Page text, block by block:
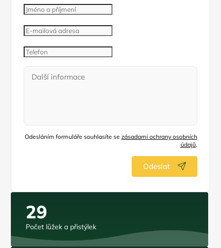
Odesláním formuláře souhlasíte se zásadami ochrany osobních
údajů.
Odeslat
29
Počet lůžek a přistýlek